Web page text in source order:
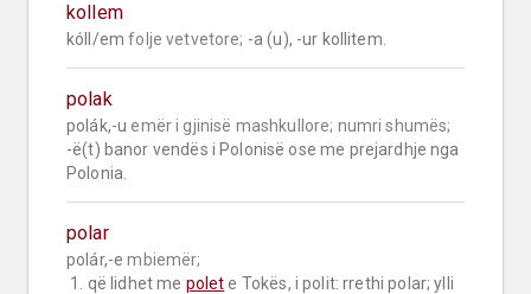
kollem
kóll/em folje vetvetore; -a (u), -ur kollitem.
polak
polák,-u emër i gjinisë mashkullore; numri shumës;
-ë(t) banor vendës i Polonisë ose me prejardhje nga
Polonia.
polar
polár,-e mbiemër;
1. që lidhet me polet e Tokës, i polit: rrethi polar; ylli